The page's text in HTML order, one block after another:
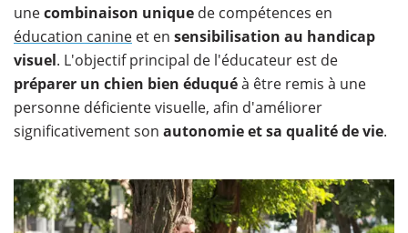
unecombinaison unique de compétences en
éducation canine et en sensibilisation au handicap
visuel. L'objectif principal de l'éducateur est de
préparer un chien bien éduquéà être remis à une
personne déficiente visuelle, afin d'améliorer
significativement son autonomie et sa qualité de vie.